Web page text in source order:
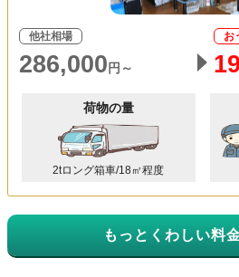
他社相場
286,000 円～
お
荷物の量
2tロング箱車/18㎥程度
もっとくわしい料